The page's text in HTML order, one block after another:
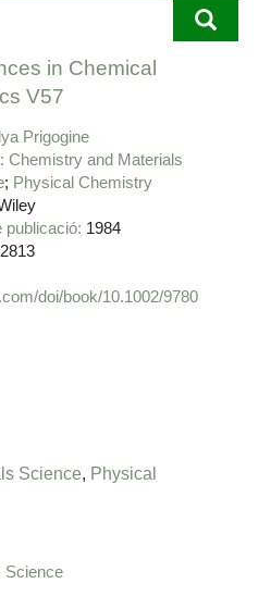
in Chemical
V57
Prigogine
Chemistry and Materials
Physical Chemistry
publicació 1984
doi/book/10.1002/9780
Science, Physical
Science